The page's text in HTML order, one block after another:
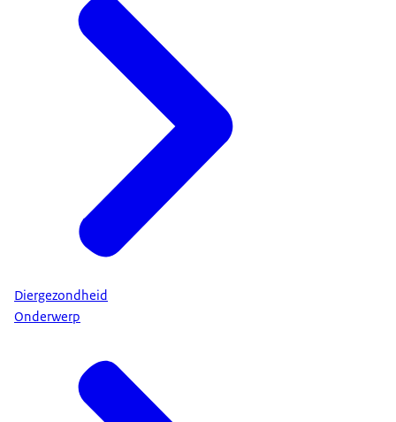
Diergezondheid
Onderwerp